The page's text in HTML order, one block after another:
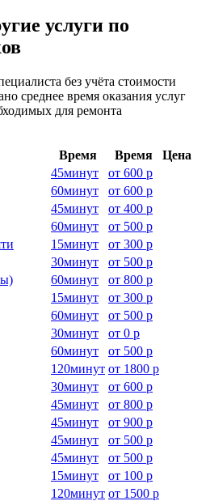
услуги по
без учёта стоимости
среднее время оказания услуг
для ремонта
Время Время
Цена
45минут от 600 р
60минут от 600 р
45минут от 400 р
60минут от 500 р
15минут от 300 р
30минут от 500 р
60минут от 800 р
15минут от 300 р
60минут от 500 р
30минут от 0 р
60минут от 500 р
120минут от 1800 р
30минут от 600 р
45минут от 800 р
45минут от 900 р
45минут от 500 р
45минут от 500 р
15минут от 100 р
120минут от 1500 р